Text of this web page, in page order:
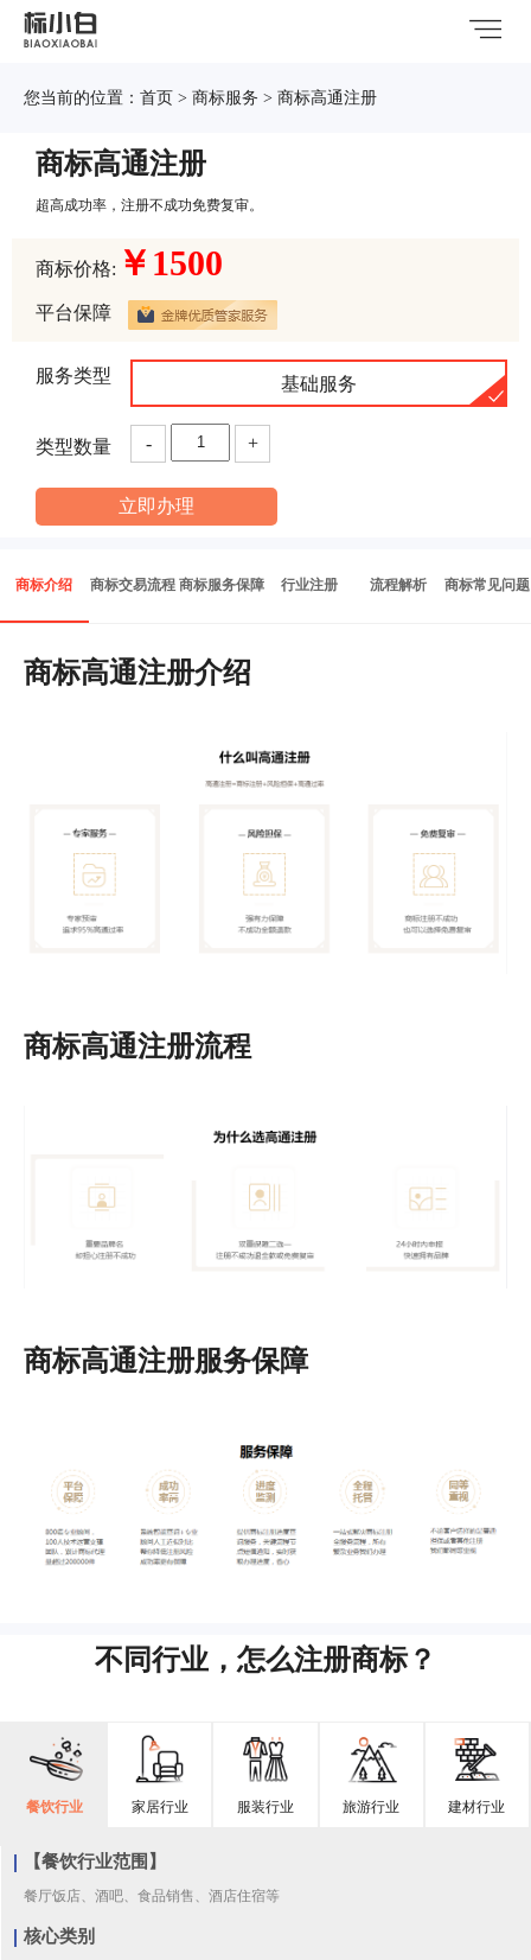
您当前的位置： 首页 > 商标服务 > 商标高通注册
商标高通注册
超高成功率，注册不成功免费复审。
商标价格: ￥1500
平台保障
服务类型 基础服务
类型数量 - +
立即办理
商标介绍 商标交易流程 商标服务保障 行业注册 流程解析 商标常见问题
商标高通注册介绍
商标高通注册流程
商标高通注册服务保障
不同行业，怎么注册商标？
餐饮行业 家居行业 服装行业 旅游行业 建材行业
【餐饮行业范围】
餐厅饭店、酒吧、食品销售、酒店住宿等
核心类别